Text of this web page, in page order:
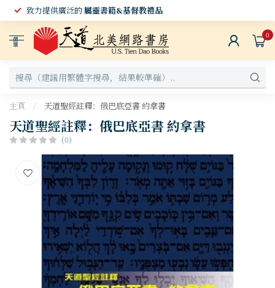
致力提供廣泛的屬靈書籍&基督教禮品
選
單
0
主頁 / 天道聖經註釋：俄巴底亞書 約拿書
天道聖經註釋：俄巴底亞書 約拿書
(0)